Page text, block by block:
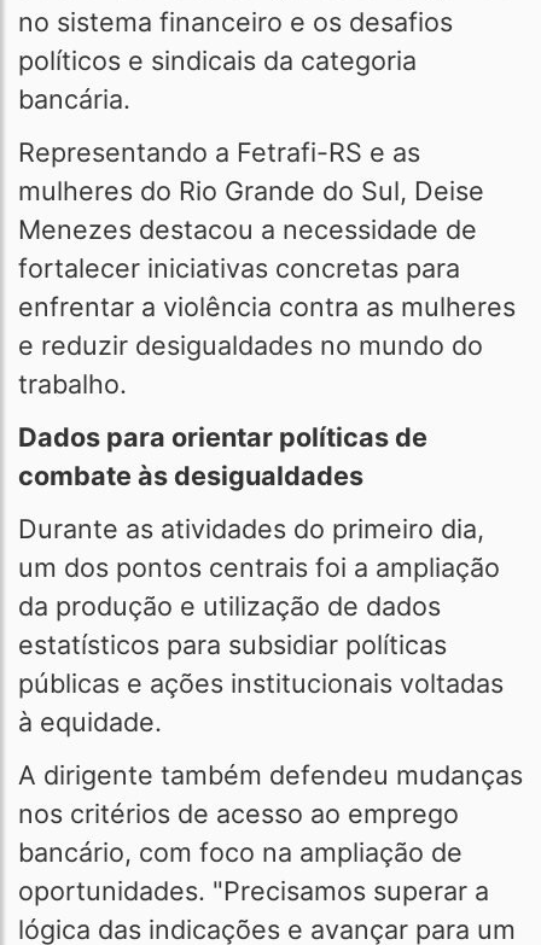
no sistema financeiro e os desafios
políticos e sindicais da categoria
bancária.
Representando a Fetrafi-RS e as
mulheres do Rio Grande do Sul, Deise
Menezes destacou a necessidade de
fortalecer iniciativas concretas para
enfrentar a violência contra as mulheres
e reduzir desigualdades no mundo do
trabalho.
Dados para orientar políticas de
combate às desigualdades
Durante as atividades do primeiro dia,
um dos pontos centrais foi a ampliação
da produção e utilização de dados
estatísticos para subsidiar políticas
públicas e ações institucionais voltadas
à equidade.
A dirigente também defendeu mudanças
nos critérios de acesso ao emprego
bancário, com foco na ampliação de
oportunidades. "Precisamos superar a
lógica das indicações e avançar para um